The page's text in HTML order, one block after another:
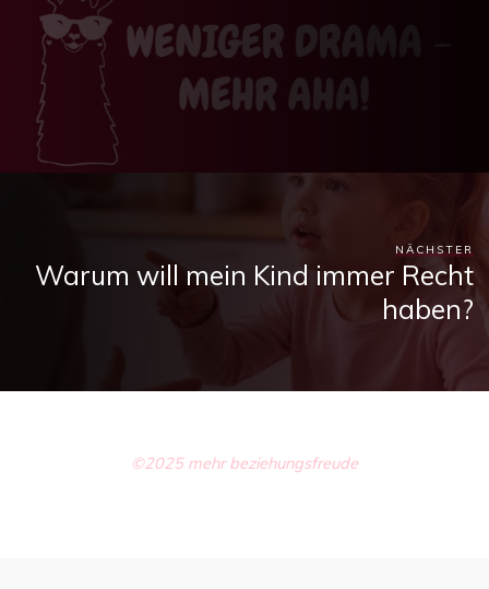
NÄCHSTER
Warum will mein Kind immer Recht
haben?
©2025 mehr beziehungsfreude